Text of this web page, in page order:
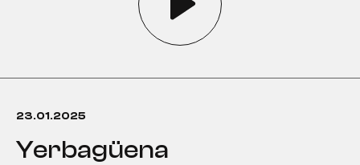
23.01.2025
yerbagüena